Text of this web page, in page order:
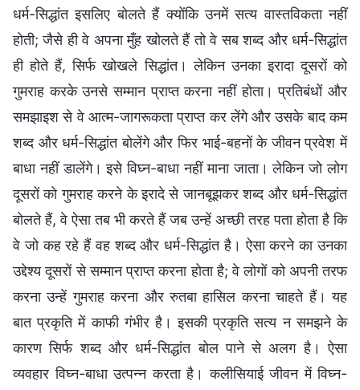
धर्म-सिद्धांत इसलिए बोलते हैं क्योंकि उनमें सत्य वास्तविकता नहीं
होती; जैसे ही वे अपना मुँह खोलते हैं तो वे सब शब्द और धर्म-सिद्धांत
ही होते हैं, सिर्फ खोखले सिद्धांत। लेकिन उनका इरादा दूसरों को
गुमराह करके उनसे सम्मान प्राप्त करना नहीं होता। प्रतिबंधों और
समझाइश से वे आत्म-जागरूकता प्राप्त कर लेंगे और उसके बाद कम
शब्द और धर्म-सिद्धांत बोलेंगे और फिर भाई-बहनों के जीवन प्रवेश में
बाधा नहीं डालेंगे। इसे विघ्न-बाधा नहीं माना जाता। लेकिन जो लोग
दूसरों को गुमराह करने के इरादे से जानबूझकर शब्द और धर्म-सिद्धांत
बोलते हैं, वे ऐसा तब भी करते हैं जब उन्हें अच्छी तरह पता होता है कि
वे जो कह रहे हैं वह शब्द और धर्म-सिद्धांत है। ऐसा करने का उनका
उद्देश्य दूसरों से सम्मान प्राप्त करना होता है; वे लोगों को अपनी तरफ
करना उन्हें गुमराह करना और रुतबा हासिल करना चाहते हैं। यह
बात प्रकृति में काफी गंभीर है। इसकी प्रकृति सत्य न समझने के
कारण सिर्फ शब्द और धर्म-सिद्धांत बोल पाने से अलग है। ऐसा
व्यवहार विघ्न-बाधा उत्पन्न करता है। कलीसियाई जीवन में विघ्न-